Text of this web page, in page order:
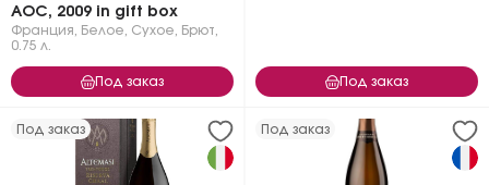
AOC, 2009 in gift box
Франция Белое Сухое, Брют
0.75 л.
Под заказ Под заказ
Под заказ Под заказ